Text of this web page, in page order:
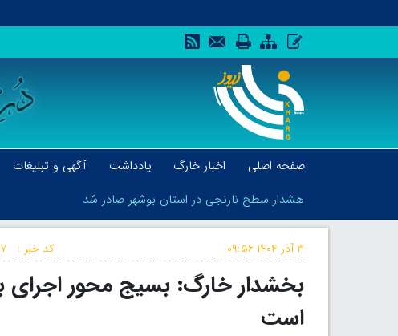
صفحه اصلی اخبار خارگ یادداشت آگهی و تبلیغات
هشدار سطح نارنجی در استان بوشهر صادر شد
هشدار سطح نارنجی در استان بوشهر صادر شد
کد خبر : ۳ آذر ۱۴۰۴ ۰۹:۵۶
بخشدار خارگ: بسیج محور اجرای
است